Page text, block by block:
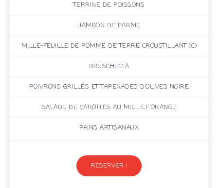
TERRINE DE POISSONS
JAMBON DE PARME
MILLE-FEUILLE DE POMME DE TERRE CROUSTILLANT (C)
BRUSCHETTA
POIVRONS GRILLÉS ET TAPENADES D’OLIVES NOIRE
SALADE DE CAROTTES AU MIEL ET ORANGE
PAINS ARTISANAUX
RESERVER !